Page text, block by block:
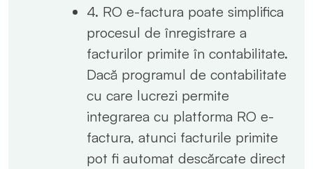
4. RO e-factura poate simplifica
procesul de înregistrare a
facturilor primite în contabilitate.
Dacă programul de contabilitate
cu care lucrezi permite
integrarea cu platforma RO e-
factura, atunci facturile primite
pot fi automat descărcate direct